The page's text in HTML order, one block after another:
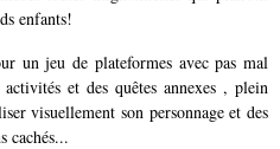
enfants!
un jeu de plateformes avec pas mal
et des quêtes annexes , plein
visuellement son personnage et des
cachés...